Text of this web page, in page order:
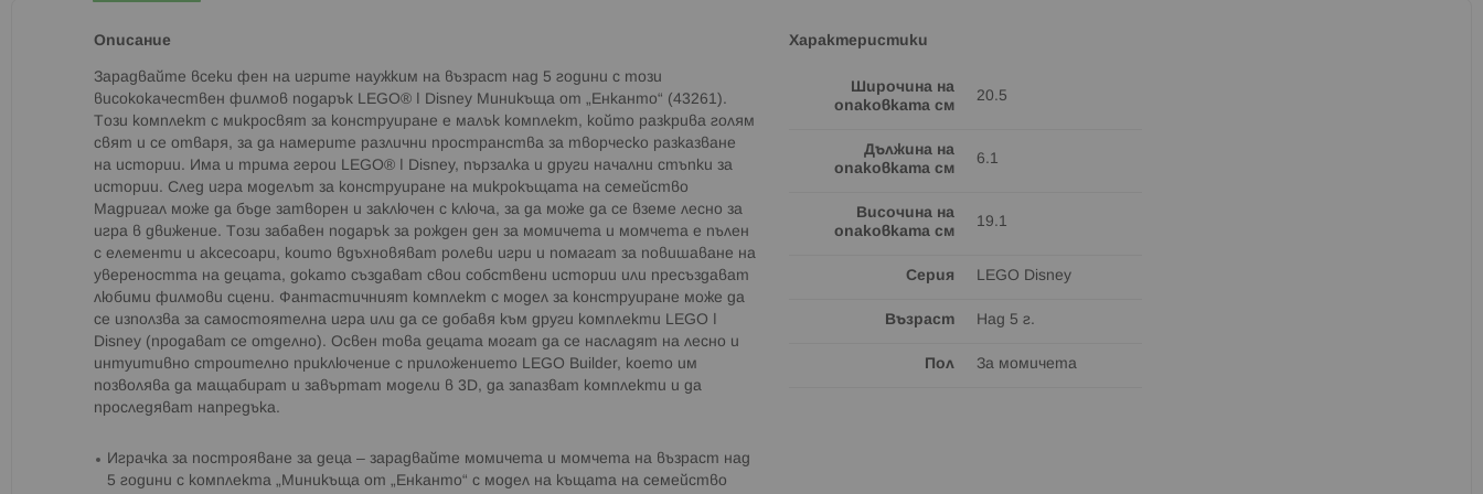
Описание
Зарадвайте всеки фен на игрите наужким на възраст над 5 години с този
висококачествен филмов подарък LEGO® ǀ Disney Миникъща от „Енканто“ (43261).
Този комплект с микросвят за конструиране е малък комплект, който разкрива голям
свят и се отваря, за да намерите различни пространства за творческо разказване
на истории. Има и трима герои LEGO® ǀ Disney, пързалка и други начални стъпки за
истории. След игра моделът за конструиране на микрокъщата на семейство
Мадригал може да бъде затворен и заключен с ключа, за да може да се вземе лесно за
игра в движение. Този забавен подарък за рожден ден за момичета и момчета е пълен
с елементи и аксесоари, които вдъхновяват ролеви игри и помагат за повишаване на
увереността на децата, докато създават свои собствени истории или пресъздават
любими филмови сцени. Фантастичният комплект с модел за конструиране може да
се използва за самостоятелна игра или да се добавя към други комплекти LEGO ǀ
Disney (продават се отделно). Освен това децата могат да се насладят на лесно и
интуитивно строително приключение с приложението LEGO Builder, което им
позволява да мащабират и завъртат модели в 3D, да запазват комплекти и да
проследяват напредъка.
Играчка за построяване за деца – зарадвайте момичета и момчета на възраст над
5 години с комплекта „Миникъща от „Енканто“ с модел на къщата на семейство
Характеристики
Широчина на
опаковката см
20.5
Дължина на
опаковката см
6.1
Височина на
опаковката см
19.1
Серия LEGO Disney
Възраст Над 5 г.
Пол За момичета